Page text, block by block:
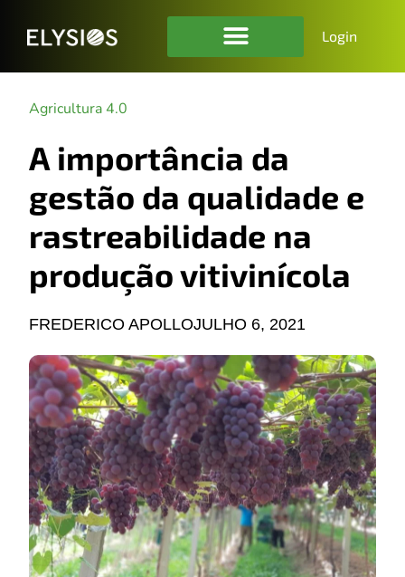
Login
Agricultura 4.0
A importância da
gestão da qualidade e
rastreabilidade na
produção vitivinícola
FREDERICO APOLLOJULHO 6, 2021